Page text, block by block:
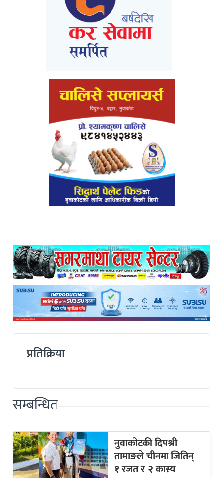
प्रतिक्रिया
सम्बन्धित
नुवाकोटकी दिपश्री
तामाङले चीनमा जितिन्
१ रजत र २ कास्य